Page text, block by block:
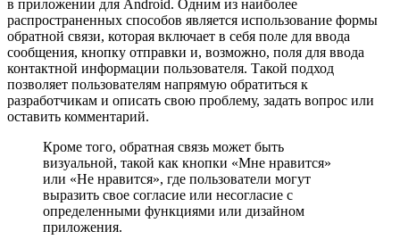
в приложении для Android. Одним из наиболее
распространенных способов является использование формы
обратной связи, которая включает в себя поле для ввода
сообщения, кнопку отправки и, возможно, поля для ввода
контактной информации пользователя. Такой подход
позволяет пользователям напрямую обратиться к
разработчикам и описать свою проблему, задать вопрос или
оставить комментарий.
Кроме того, обратная связь может быть
визуальной, такой как кнопки «Мне нравится»
или «Не нравится», где пользователи могут
выразить свое согласие или несогласие с
определенными функциями или дизайном
приложения.